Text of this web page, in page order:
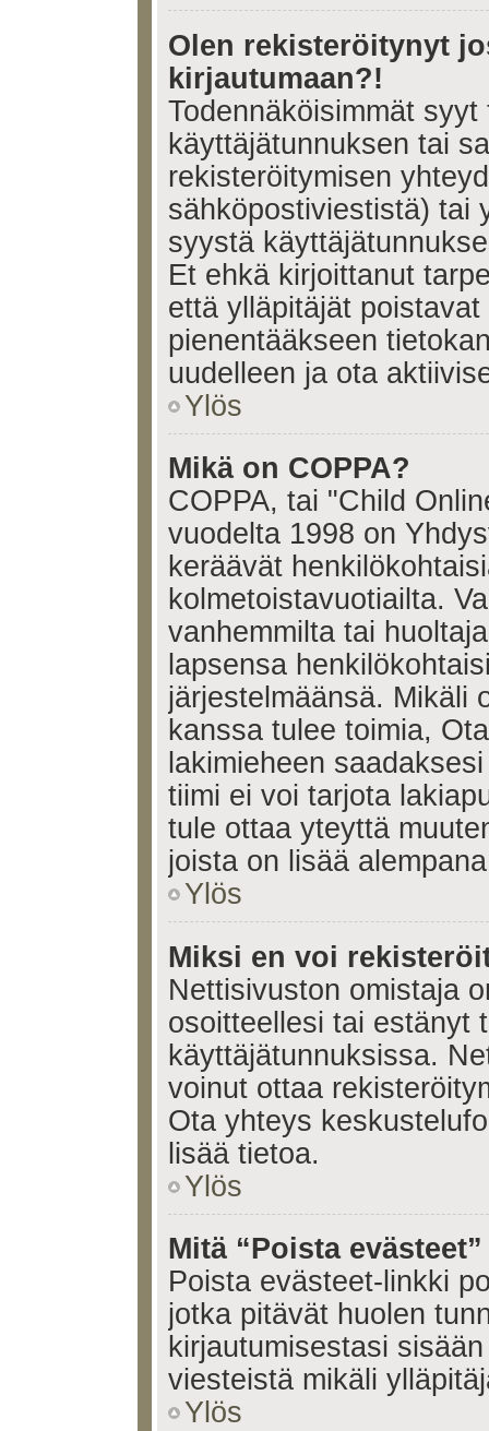
Olen rekisteröitynyt
kirjautumaan?!
Todennäköisimmät
käyttäjätunnuksen tai
rekisteröitymisen
sähköpostiviestistä) tai
syystä
Et ehkä kirjoittanut
että ylläpitäjät
pienentääkseen
uudelleen ja ota
Ylös
Mikä on COPPA?
COPPA, tai "Child
vuodelta 1998 on
keräävät
kolmetoistavuotiailta.
vanhemmilta tai
lapsensa
järjestelmäänsä. Mikäli
kanssa tulee toimia,
lakimieheen
tiimi ei voi tarjota
tule ottaa yteyttä
joista on lisää
Ylös
Miksi en voi
Nettisivuston omistaja
osoitteellesi tai estänyt
käyttäjätunnuksissa.
voinut ottaa
Ota yhteys
lisää tietoa.
Ylös
Mitä “Poista
Poista evästeet-linkki
jotka pitävät huolen
kirjautumisestasi
viesteistä mikäli
Ylös